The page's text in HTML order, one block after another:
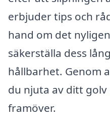
erbjuder tips och
hand om det
säkerställa dess
hållbarhet. Genom
du njuta av ditt
framöver.